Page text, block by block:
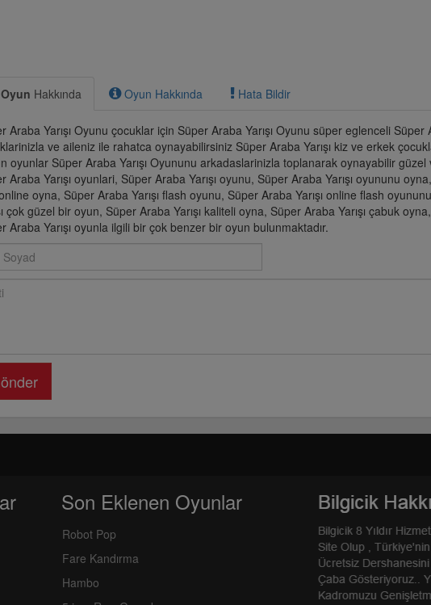
Oyun Hakkında Oyun Hakkında Hata Bildir
Araba Yarışı Oyunu çocuklar için Süper Araba Yarışı Oyunu süper eglenceli Süper
ve aileniz ile rahatca oynayabilirsiniz Süper Araba Yarışı kiz ve erkek
oyunlar Süper Araba Yarışı Oyununu arkadaslarinizla toplanarak oynayabilir
Araba Yarışı oyunlari, Süper Araba Yarışı oyunu, Süper Araba Yarışı oyununu
oyna, Süper Araba Yarışı flash oyunu, Süper Araba Yarışı online flash
çok güzel bir oyun, Süper Araba Yarışı kaliteli oyna, Süper Araba Yarışı çabuk
Araba Yarışı oyunla ilgili bir çok benzer bir oyun bulunmaktadır.
Son Eklenen Oyunlar
Robot Pop
Fare Kandırma
Hambo